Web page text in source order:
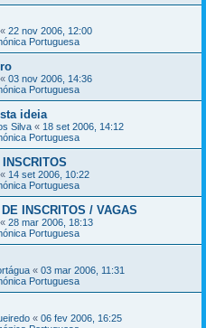
« 22 nov 2006, 12:00
Portuguesa
« 03 nov 2006, 14:36
Portuguesa
ideia
Silva « 18 set 2006, 14:12
Portuguesa
« 14 set 2006, 10:22
Portuguesa
INSCRITOS / VAGAS
« 28 mar 2006, 18:13
Portuguesa
« 03 mar 2006, 11:31
Portuguesa
« 06 fev 2006, 16:25